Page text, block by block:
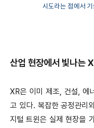
시도라는 점에서
산업 현장에서 빛나는
XR은 이미 제조, 건설, 에
고 있다. 복잡한 공정관리
지털 트윈은 실제 현장을